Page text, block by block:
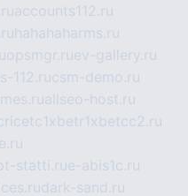
accounts112.ru
hahahaharms.ru
opsmgr.ruev-gallery.ru
112.rucsm-demo.ru
allseo-host.ru
statti.rue-abis1c.ru
dark-sand.ru